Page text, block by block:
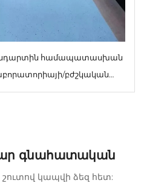
համապատասխան
բժշկական
պողպատից և ապակուց
գնահատական
շուտով կապվի ձեզ հետ: